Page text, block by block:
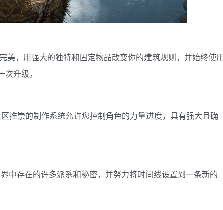
美，用强大的独特和固定物品改变你的建筑规则，并始终使
升级。
推崇的制作系统允许您控制角色的力量进度，具有强大且确
中存在的许多派系和秘密，并努力将时间线设置到一条新的